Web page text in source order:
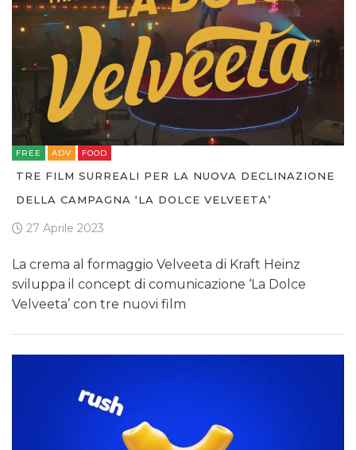
FREE ADV FOOD
TRE FILM SURREALI PER LA NUOVA DECLINAZIONE
DELLA CAMPAGNA ‘LA DOLCE VELVEETA’
27 Aprile 2023
La crema al formaggio Velveeta di Kraft Heinz
sviluppa il concept di comunicazione ‘La Dolce
Velveeta’ con tre nuovi film